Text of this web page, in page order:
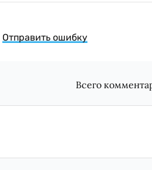
Отправить ошибку
Всего